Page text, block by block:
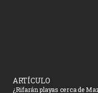
ARTÍCULO